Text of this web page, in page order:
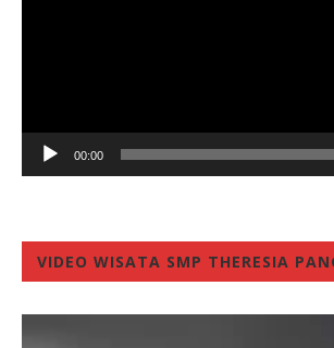
00:00
VIDEO WISATA SMP THERESIA